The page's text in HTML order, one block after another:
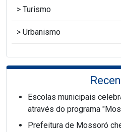
Turismo
Urbanismo
Escolas municipais
através do programa
Prefeitura de Mossoró